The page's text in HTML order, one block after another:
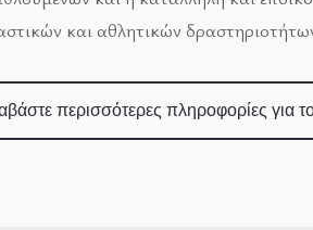
και αθλητικών
περισσότερες πληροφορίες για